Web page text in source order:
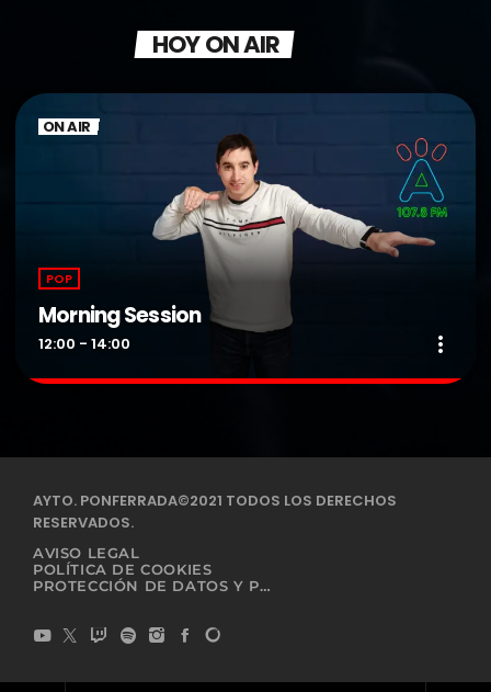
HOY ON AIR
ON AIR
POP
Morning Session
12:00 - 14:00 more_vert
y de la otras décadas.
AYTO. PONFERRADA©2021 TODOS LOS DERECHOS
RESERVADOS.
AVISO LEGAL
POLÍTICA DE COOKIES
PROTECCIÓN DE DATOS Y PRIVACIDAD